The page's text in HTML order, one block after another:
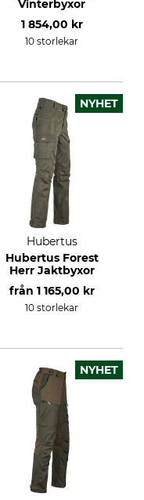
Vinterbyxor
1 854,00 kr
10 storlekar
NYHET
Hubertus
Hubertus Forest
Herr Jaktbyxor
från 1 165,00 kr
10 storlekar
NYHET